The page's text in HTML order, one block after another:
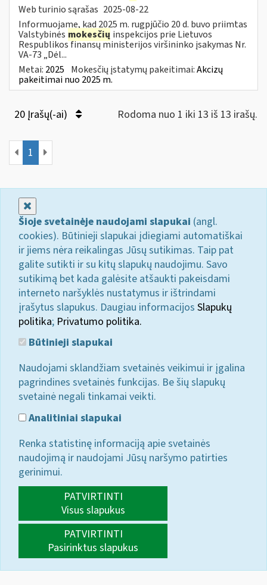
Web turinio sąrašas 2025-08-22
Informuojame, kad 2025 m. rugpjūčio 20 d. buvo priimtas
Valstybinės mokesčių inspekcijos prie Lietuvos
Respublikos finansų ministerijos viršininko įsakymas Nr.
VA-73 „Dėl...
Metai: 2025 Mokesčių įstatymų pakeitimai:Akcizų
pakeitimai nuo 2025 m.
20 Įrašų(-ai) Rodoma nuo 1 iki 13 iš 13 irašų.
1
Šioje svetainėje naudojami slapukai (angl.
cookies). Būtinieji slapukai įdiegiami automatiškai
ir jiems nėra reikalingas Jūsų sutikimas. Taip pat
galite sutikti ir su kitų slapukų naudojimu. Savo
sutikimą bet kada galėsite atšaukti pakeisdami
interneto naršyklės nustatymus ir ištrindami
įrašytus slapukus. Daugiau informacijos Slapukų
politika; Privatumo politika.
Būtinieji slapukai
Naudojami sklandžiam svetainės veikimui ir įgalina
pagrindines svetainės funkcijas. Be šių slapukų
svetainė negali tinkamai veikti.
Analitiniai slapukai
Renka statistinę informaciją apie svetainės
naudojimą ir naudojami Jūsų naršymo patirties
gerinimui.
PATVIRTINTI
Visus slapukus
PATVIRTINTI
Pasirinktus slapukus